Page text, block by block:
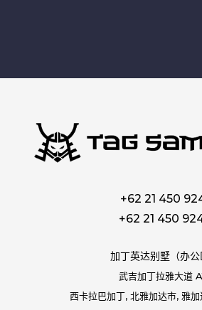
+62 21 450
+62 21 450
加丁英达别墅（办公
武吉加丁拉雅大道
西卡拉巴加丁, 北雅加达市, 雅